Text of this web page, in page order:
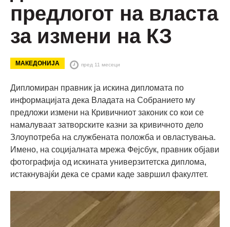
предлогот на власта
за измени на КЗ
МАКЕДОНИЈА пред 11 месеци
Дипломиран правник ја искина дипломата по
информацијата дека Владата на Собранието му
предложи измени на Кривичниот законик со кои се
намалуваат затворските казни за кривичното дело
Злоупотреба на службената положба и овластувања.
Имено, на социјалната мрежа Фејсбук, правник објави
фотографија од искината универзитетска диплома,
истакнувајќи дека се срами каде завршил факултет.